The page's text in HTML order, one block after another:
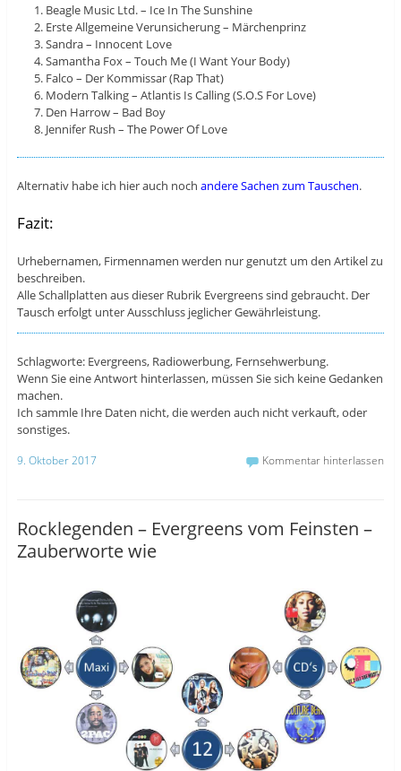
Beagle Music Ltd. – Ice In The Sunshine
Erste Allgemeine Verunsicherung – Märchenprinz
Sandra – Innocent Love
Samantha Fox – Touch Me (I Want Your Body)
Falco – Der Kommissar (Rap That)
Modern Talking – Atlantis Is Calling (S.O.S For Love)
Den Harrow – Bad Boy
Jennifer Rush – The Power Of Love
Alternativ habe ich hier auch noch andere Sachen zum Tauschen.
Fazit:
Urhebernamen, Firmennamen werden nur genutzt um den Artikel zu
beschreiben.
Alle Schallplatten aus dieser Rubrik Evergreens sind gebraucht. Der
Tausch erfolgt unter Ausschluss jeglicher Gewährleistung.
Schlagworte: Evergreens, Radiowerbung, Fernsehwerbung.
Wenn Sie eine Antwort hinterlassen, müssen Sie sich keine Gedanken
machen.
Ich sammle Ihre Daten nicht, die werden auch nicht verkauft, oder
sonstiges.
9. Oktober 2017 Kommentar hinterlassen
Rocklegenden – Evergreens vom Feinsten –
Zauberworte wie